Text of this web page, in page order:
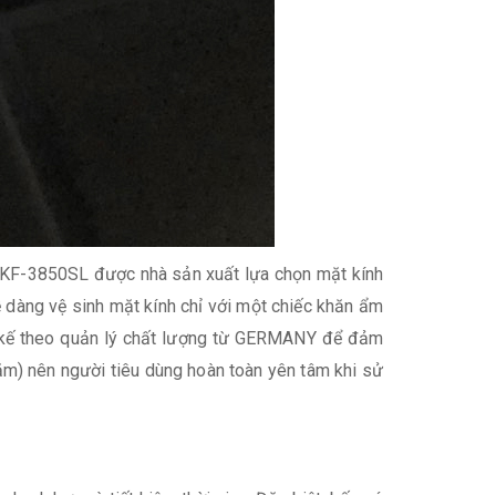
3850SL được nhà sản xuất lựa chọn mặt kính
vệ sinh mặt kính chỉ với một chiếc khăn ẩm
theo quản lý chất lượng từ GERMANY để đảm
nên người tiêu dùng hoàn toàn yên tâm khi sử